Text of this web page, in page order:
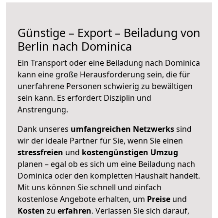
Günstige – Export – Beiladung von
Berlin nach Dominica
Ein Transport oder eine Beiladung nach Dominica
kann eine große Herausforderung sein, die für
unerfahrene Personen schwierig zu bewältigen
sein kann. Es erfordert Disziplin und
Anstrengung.
Dank unseres umfangreichen Netzwerkssind
wir der ideale Partner für Sie, wenn Sie einen
stressfreien und kostengünstigen Umzug
planen – egal ob es sich um eine Beiladung nach
Dominica oder den kompletten Haushalt handelt.
Mit uns können Sie schnell und einfach
kostenlose Angebote erhalten, um Preise und
Kosten zu erfahren. Verlassen Sie sich darauf,